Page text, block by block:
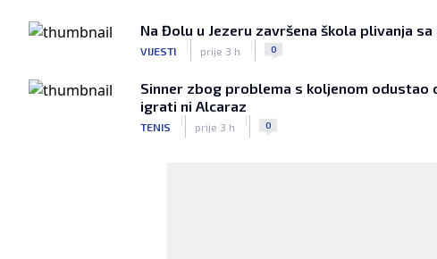
Na Đolu u Jezeru završena škola plivanja sa
VIJESTI
|
prije 3 h
| 0
Sinner zbog problema s koljenom odustao
igrati ni Alcaraz
TENIS
|
prije 3 h
| 0